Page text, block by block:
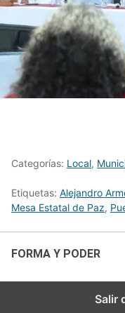
Categorías: Local,
Etiquetas: Alejandro
Mesa Estatal de Paz,
FORMA Y PODER
Salir